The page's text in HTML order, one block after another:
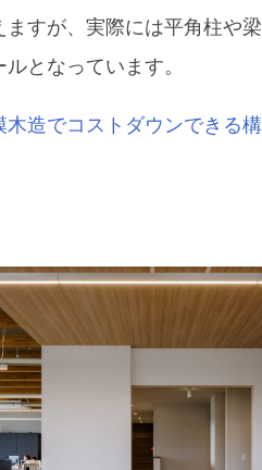
ますが、実際には平角柱や
となっています。
木造でコストダウンできる